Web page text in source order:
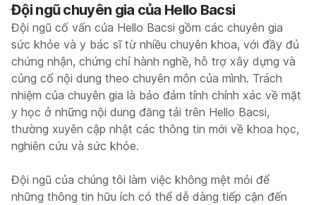
Đội ngũ chuyên gia của Hello Bacsi
Đội ngũ cố vấn của Hello Bacsi gồm các chuyên gia
sức khỏe và y bác sĩ từ nhiều chuyên khoa, với đầy đủ
chứng nhận, chứng chỉ hành nghề, hỗ trợ xây dựng và
củng cố nội dung theo chuyên môn của mình. Trách
nhiệm của chuyên gia là bảo đảm tính chính xác về mặt
y học ở những nội dung đăng tải trên Hello Bacsi,
thường xuyên cập nhật các thông tin mới về khoa học,
nghiên cứu và sức khỏe.
Đội ngũ của chúng tôi làm việc không mệt mỏi để
những thông tin hữu ích có thể dễ dàng tiếp cận đến